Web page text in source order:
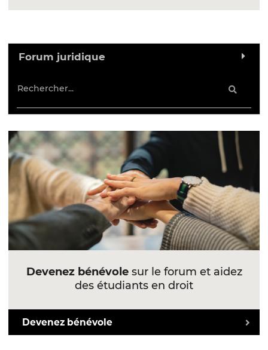
Forum juridique
Devenez bénévolesur le forum et aidez
des étudiants en droit
Devenez bénévole